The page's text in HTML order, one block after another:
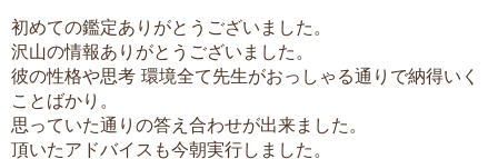
初めての鑑定ありがとうございました。
沢山の情報ありがとうございました。
彼の性格や思考 環境全て先生がおっしゃる通りで納得いく
ことばかり。
思っていた通りの答え合わせが出来ました。
頂いたアドバイスも今朝実行しました。